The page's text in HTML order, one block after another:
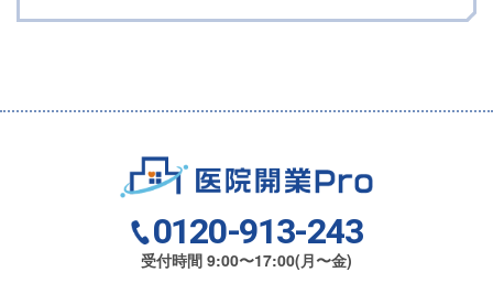
0120-913-243
受付時間 9:00〜17:00(月〜金)